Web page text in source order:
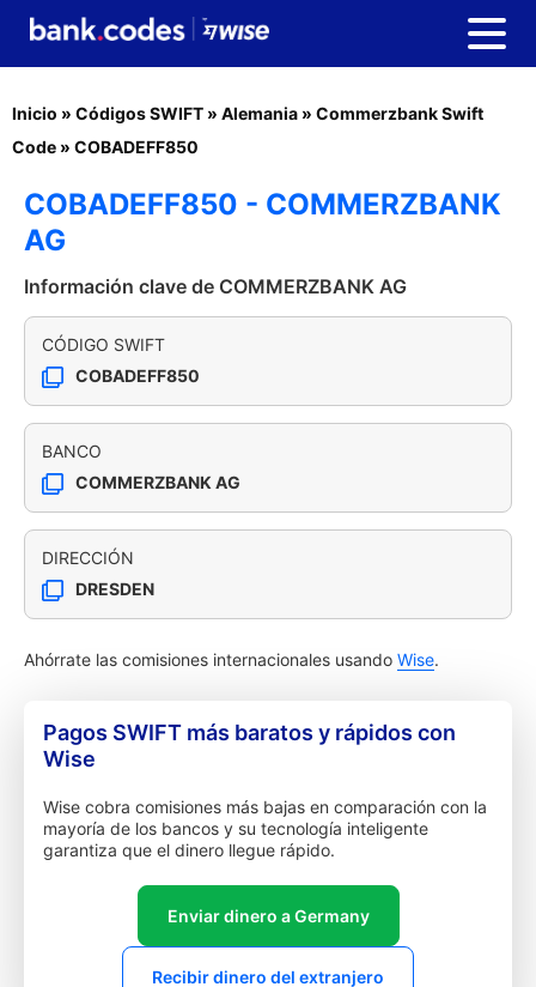
Inicio » Códigos SWIFT » Alemania » Commerzbank Swift
Code » COBADEFF850
COBADEFF850 - COMMERZBANK
AG
Información clave de COMMERZBANK AG
CÓDIGO SWIFT
COBADEFF850
BANCO
COMMERZBANK AG
DIRECCIÓN
DRESDEN
Ahórrate las comisiones internacionales usando Wise.
Pagos SWIFT más baratos y rápidos con
Wise
Wise cobra comisiones más bajas en comparación con la
mayoría de los bancos y su tecnología inteligente
garantiza que el dinero llegue rápido.
Enviar dinero a Germany
Recibir dinero del extranjero